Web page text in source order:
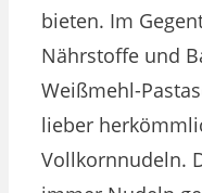
bieten. Im
Nährstoffe und
Weißmehl-
lieber
Vollkornnudeln.